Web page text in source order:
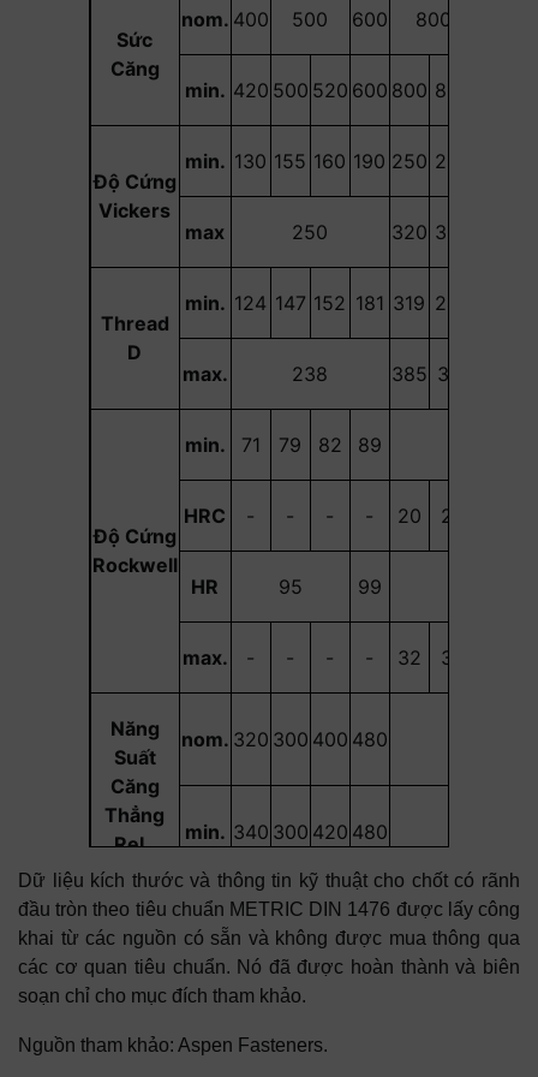
Sức
Căng
nom. 400 500 600 800
min. 420 500 520 600 800 830
Độ Cứng
Vickers
min. 130 155 160 190 250 255
max 250 320 336
Thread
D
min. 124 147 152 181 319 242
max. 238 385 319
Độ Cứng
Rockwell
min. 71 79 82 89
HRC - - - - 20 23
HR 95 99
max. - - - - 32 34
Năng
Suất
Căng
Thẳng
ReL.
nom. 320 300 400 480
min. 340 300 420 480
Căng
thẳng ở
mức cố
định
nom. - 640 720
min.
Dữ liệu kích thước và thông tin kỹ thuật cho chốt có rãnh
đầu tròn theo tiêu chuẩn METRIC DIN 1476 được lấy công
khai từ các nguồn có sẵn và không được mua thông qua
các cơ quan tiêu chuẩn. Nó đã được hoàn thành và biên
soạn chỉ cho mục đích tham khảo.
Nguồn tham khảo: Aspen Fasteners.